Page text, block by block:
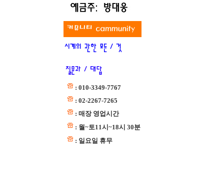
: 010-3349-7767
: 02-2267-7265
: 매장 영업시간
: 월~토11시~18시 30분
: 일요일 휴무